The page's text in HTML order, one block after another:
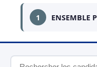
1 ENSEMBLE